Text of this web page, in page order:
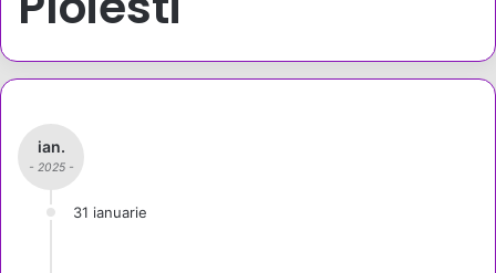
ian.
- 2025 -
31 ianuarie